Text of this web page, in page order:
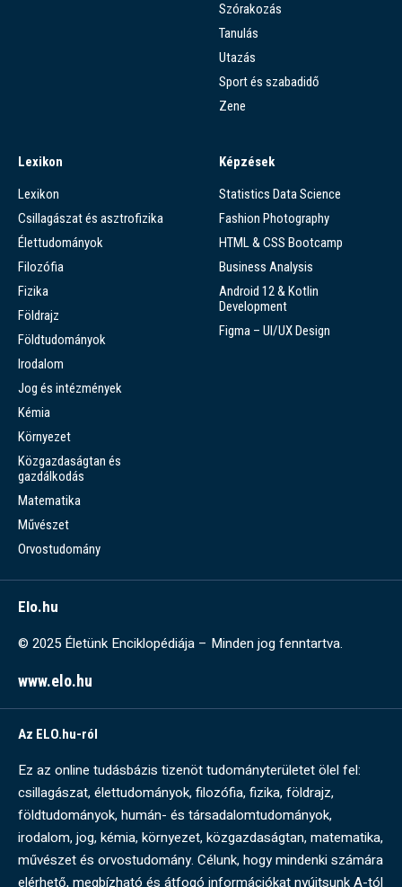
Szórakozás
Tanulás
Utazás
Sport és szabadidő
Zene
Lexikon
Lexikon
Csillagászat és asztrofizika
Élettudományok
Filozófia
Fizika
Földrajz
Földtudományok
Irodalom
Jog és intézmények
Kémia
Környezet
Közgazdaságtan és
gazdálkodás
Matematika
Művészet
Orvostudomány
Képzések
Statistics Data Science
Fashion Photography
HTML & CSS Bootcamp
Business Analysis
Android 12 & Kotlin
Development
Figma – UI/UX Design
Elo.hu
© 2025 Életünk Enciklopédiája – Minden jog fenntartva.
www.elo.hu
Az ELO.hu-ról
Ez az online tudásbázis tizenöt tudományterületet ölel fel:
csillagászat, élettudományok, filozófia, fizika, földrajz,
földtudományok, humán- és társadalomtudományok,
irodalom, jog, kémia, környezet, közgazdaságtan, matematika,
művészet és orvostudomány. Célunk, hogy mindenki számára
elérhető, megbízható és átfogó információkat nyújtsunk A-tól